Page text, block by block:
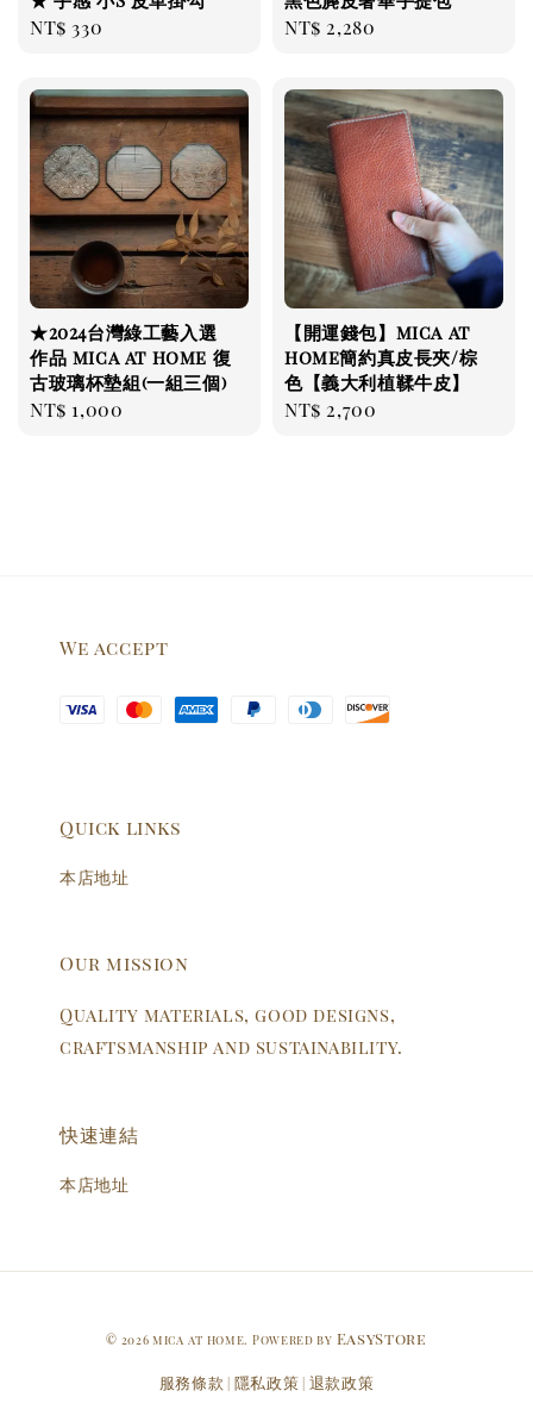
Regular
NT$ 330
Regular
NT$ 2,280
★2024台灣綠工藝入選
作品 mica at home 復
古玻璃杯墊組(一組三個)
Regular
NT$ 1,000
【開運錢包】mica at
home簡約真皮長夾/棕
色【義大利植鞣牛皮】
Regular
NT$ 2,700
We accept
Quick links
本店地址
Our mission
Quality materials, good designs,
craftsmanship and sustainability.
快速連結
本店地址
© 2026 mica at home. Powered by EasyStore
服務條款 隱私政策 退款政策